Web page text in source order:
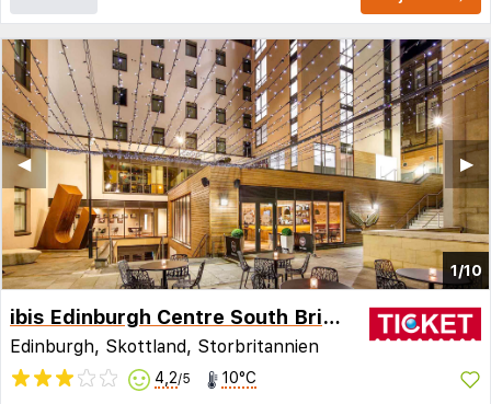
1/10
▶︎
◀︎
ibis Edinburgh Centre South Bridge - Royal Mile
Edinburgh, Skottland, Storbritannien
4,2/5 10°C